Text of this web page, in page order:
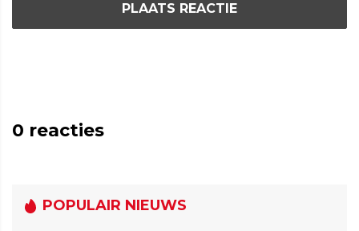
PLAATS REACTIE
0 reacties
POPULAIR NIEUWS